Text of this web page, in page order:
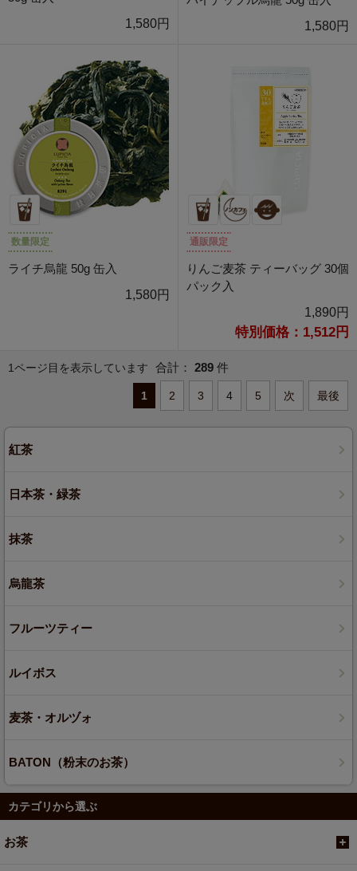
1,580円
1,580円
数量限定
ライチ烏龍 50g 缶入
1,580円
通販限定
りんご麦茶 ティーバッグ 30個
パック入
1,890円
特別価格：1,512円
1ページ目を表示しています 合計： 289 件
1 2 3 4 5 次 最後
紅茶
日本茶・緑茶
抹茶
烏龍茶
フルーツティー
ルイボス
麦茶・オルヅォ
BATON（粉末のお茶）
カテゴリから選ぶ
お茶